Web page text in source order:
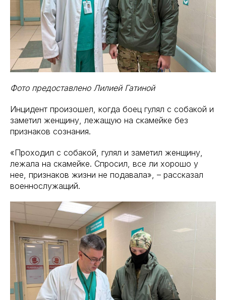
Фото предоставлено Лилией Гатиной
Инцидент произошел, когда боец гулял с собакой и
заметил женщину, лежащую на скамейке без
признаков сознания.
«Проходил с собакой, гулял и заметил женщину,
лежала на скамейке. Спросил, все ли хорошо у
нее, признаков жизни не подавала», – рассказал
военнослужащий.